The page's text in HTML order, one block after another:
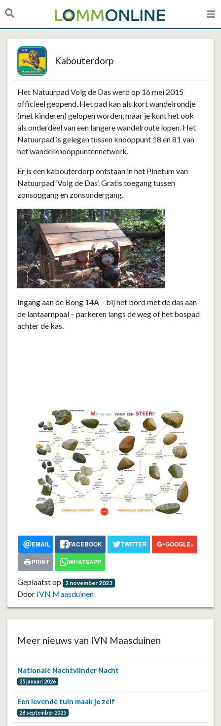
Kabouterdorp
Het Natuurpad Volg de Das werd op 16 mei 2015
officieel geopend. Het pad kan als kort wandelrondje
(met kinderen) gelopen worden, maar je kunt het ook
als onderdeel van een langere wandelroute lopen. Het
Natuurpad is gelegen tussen knooppunt 18 en 81 van
het wandelknooppuntennetwerk.
Er is een kabouterdorp ontstaan in het Pinetum van
Natuurpad ‘Volg de Das’. Gratis toegang tussen
zonsopgang en zonsondergang.
Ingang aan de Bong 14A – bij het bord met de das aan
de lantaarnpaal – parkeren langs de weg of het bospad
achter de kas.
Vorige
EMAIL FACEBOOK TWITTER
GOOGLE+
PRINT
WHATSAPP
Geplaatst op 2 november 2023
Door IVN Maasduinen
Meer nieuws van IVN Maasduinen
Nationale Nachtvlinder Nacht
25 januari 2026
Een levende tuin maak je zelf
28 september 2025